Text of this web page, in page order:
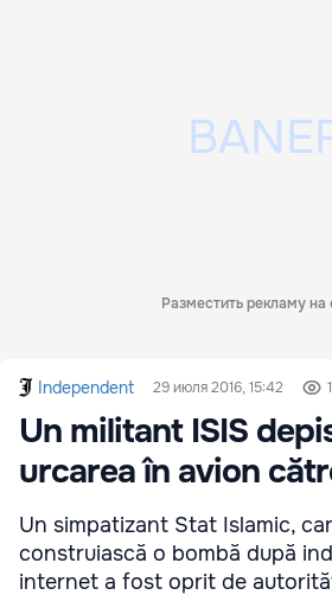
Разместить рекламу на
Independent 29 июля 2016, 15:42
Un militant ISIS
urcarea în avion
Un simpatizant Stat Islamic,
construiască o bombă după
internet a fost oprit de